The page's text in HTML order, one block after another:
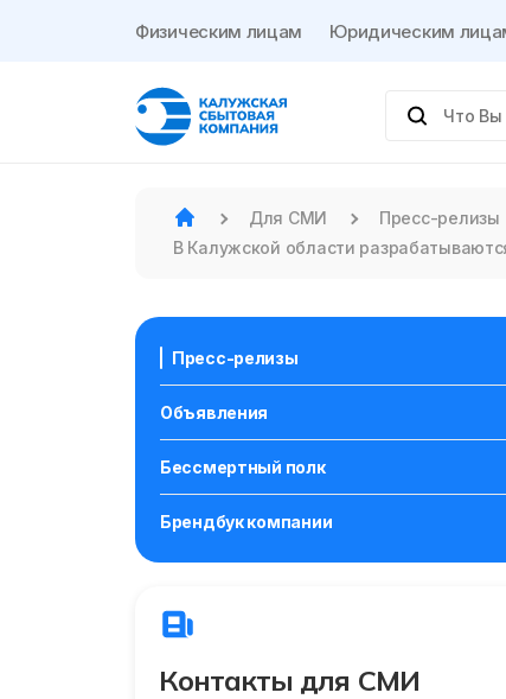
Физическим лицам Юридическим
Для СМИ
Пресс-релизы
В Калужской области
Пресс-релизы
Объявления
Бессмертный полк
Брендбук компании
Контакты для СМИ